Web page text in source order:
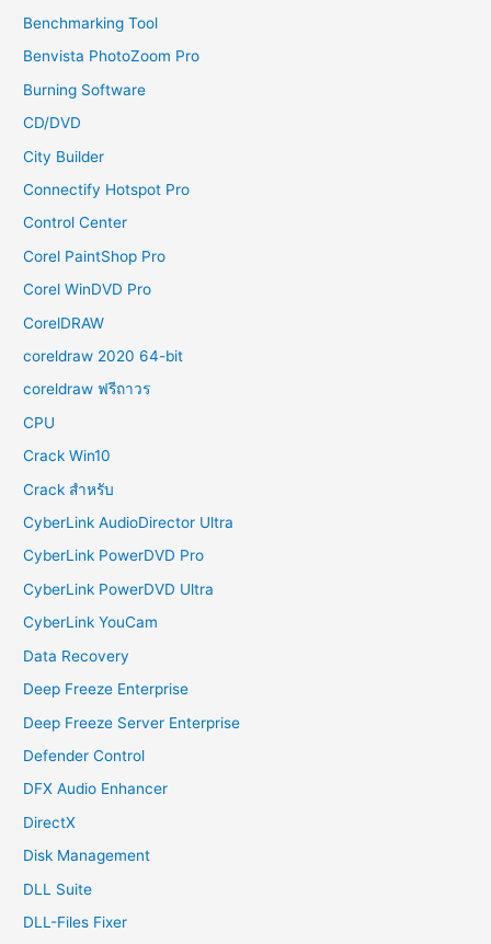
Benchmarking Tool
Benvista PhotoZoom Pro
Burning Software
CD/DVD
City Builder
Connectify Hotspot Pro
Control Center
Corel PaintShop Pro
Corel WinDVD Pro
CorelDRAW
coreldraw 2020 64-bit
coreldraw ฟรีถาวร
CPU
Crack Win10
Crack สำหรับ
CyberLink AudioDirector Ultra
CyberLink PowerDVD Pro
CyberLink PowerDVD Ultra
CyberLink YouCam
Data Recovery
Deep Freeze Enterprise
Deep Freeze Server Enterprise
Defender Control
DFX Audio Enhancer
DirectX
Disk Management
DLL Suite
DLL-Files Fixer